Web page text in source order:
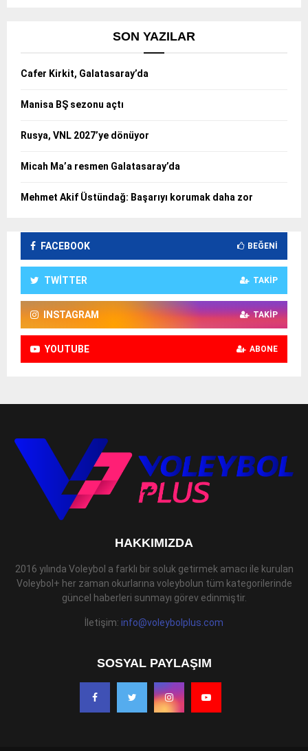
SON YAZILAR
Cafer Kirkit, Galatasaray’da
Manisa BŞ sezonu açtı
Rusya, VNL 2027’ye dönüyor
Micah Ma’a resmen Galatasaray’da
Mehmet Akif Üstündağ: Başarıyı korumak daha zor
FACEBOOK BEĞENI
TWITTER TAKIP
INSTAGRAM TAKIP
YOUTUBE ABONE
HAKKIMIZDA
2016 yılında Voleybol a farklı bir soluk getirmek amacı ile kurulan
Voleybol+ her zaman okurlarına voleybolun tüm kategorilerinde
güncel haberleri sunmayı görev edinmiştir.
İletişim: info@voleybolplus.com
SOSYAL PAYLAŞIM